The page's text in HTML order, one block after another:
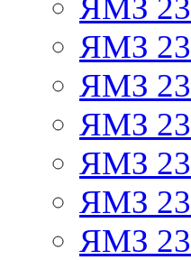
ЯМЗ
ЯМЗ
ЯМЗ
ЯМЗ
ЯМЗ
ЯМЗ
ЯМЗ